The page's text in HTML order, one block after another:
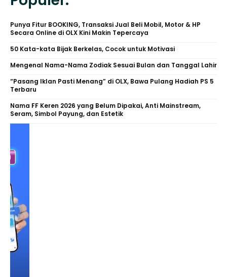
Punya Fitur BOOKING, Transaksi Jual Beli Mobil, Motor & HP
Secara Online di OLX Kini Makin Tepercaya
50 Kata-kata Bijak Berkelas, Cocok untuk Motivasi
Mengenal Nama-Nama Zodiak Sesuai Bulan dan Tanggal Lahir
“Pasang Iklan Pasti Menang” di OLX, Bawa Pulang Hadiah PS 5
Terbaru
Nama FF Keren 2026 yang Belum Dipakai, Anti Mainstream,
Seram, Simbol Payung, dan Estetik